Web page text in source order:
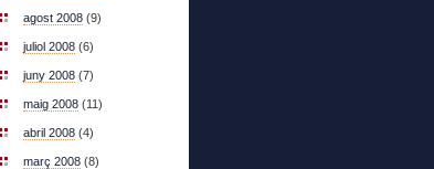
agost 2008 (9)
juliol 2008 (6)
juny 2008 (7)
maig 2008 (11)
abril 2008 (4)
març 2008 (8)